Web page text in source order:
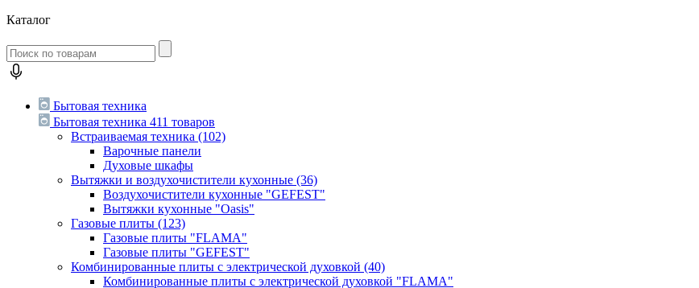
Каталог
Бытовая техника
Бытовая техника 411 товаров
Встраиваемая техника (102)
Варочные панели
Духовые шкафы
Вытяжки и воздухочистители кухонные (36)
Воздухочистители кухонные "GEFEST"
Вытяжки кухонные "Oasis"
Газовые плиты (123)
Газовые плиты "FLAMA"
Газовые плиты "GEFEST"
Комбинированные плиты с электрической духовкой (40)
Комбинированные плиты с электрической духовкой "FLAMA"